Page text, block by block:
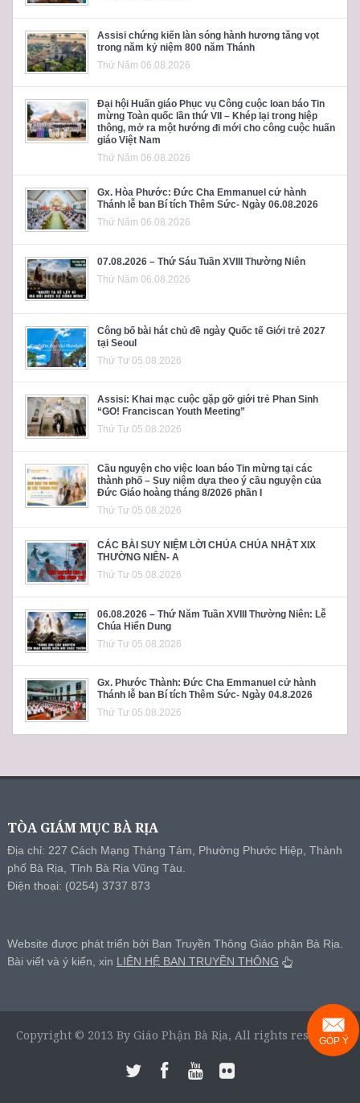
Assisi chứng kiến làn sóng hành hương tăng vọt
trong năm kỷ niệm 800 năm Thánh
Thứ Năm 06.08.2026
Đại hội Huấn giáo Phục vụ Công cuộc loan báo Tin
mừng Toàn quốc lần thứ VII – Khép lại trong hiệp
thông, mở ra một hướng đi mới cho công cuộc huấn
giáo Việt Nam
Thứ Năm 06.08.2026
Gx. Hòa Phước: Đức Cha Emmanuel cử hành
Thánh lễ ban Bí tích Thêm Sức- Ngày 06.08.2026
Thứ Năm 06.08.2026
07.08.2026 – Thứ Sáu Tuần XVIII Thường Niên
Thứ Năm 06.08.2026
Công bố bài hát chủ đề ngày Quốc tế Giới trẻ 2027
tại Seoul
Thứ Tư 05.08.2026
Assisi: Khai mạc cuộc gặp gỡ giới trẻ Phan Sinh
“GO! Franciscan Youth Meeting”
Thứ Tư 05.08.2026
Cầu nguyện cho việc loan báo Tin mừng tại các
thành phố – Suy niệm dựa theo ý cầu nguyện của
Đức Giáo hoàng tháng 8/2026 phần I
Thứ Tư 05.08.2026
CÁC BÀI SUY NIỆM LỜI CHÚA CHÚA NHẬT XIX
THƯỜNG NIÊN- A
Thứ Tư 05.08.2026
06.08.2026 – Thứ Năm Tuần XVIII Thường Niên: Lễ
Chúa Hiển Dung
Thứ Tư 05.08.2026
Gx. Phước Thành: Đức Cha Emmanuel cử hành
Thánh lễ ban Bí tích Thêm Sức- Ngày 04.8.2026
Thứ Tư 05.08.2026
TÒA GIÁM MỤC BÀ RỊA
Địa chỉ: 227 Cách Mạng Tháng Tám, Phường Phước Hiệp, Thành
phố Bà Rịa, Tỉnh Bà Rịa Vũng Tàu.
Điện thoại: (0254) 3737 873
Website được phát triển bởi Ban Truyền Thông Giáo phận Bà Rịa.
Bài viết và ý kiến, xin LIÊN HỆ BAN TRUYỀN THÔNG
Copyright © 2013 By Giáo Phận Bà Rịa, All rights reserved.
GÓP Ý